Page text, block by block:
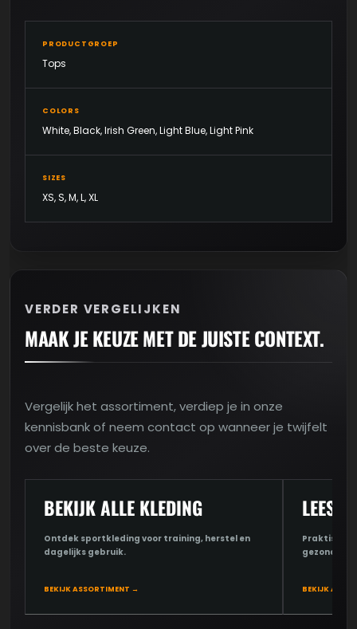
PRODUCTGROEP
Tops
COLORS
White, Black, Irish Green, Light Blue, Light Pink
SIZES
XS, S, M, L, XL
VERDER VERGELIJKEN
MAAK JE KEUZE MET DE JUISTE CONTEXT.
Vergelijk het assortiment, verdiep je in onze
kennisbank of neem contact op wanneer je twijfelt
over de beste keuze.
BEKIJK ALLE KLEDING
Ontdek sportkleding voor training, herstel en
dagelijks gebruik.
BEKIJK ASSORTIMENT →
LEES
Praktische
BEKIJK